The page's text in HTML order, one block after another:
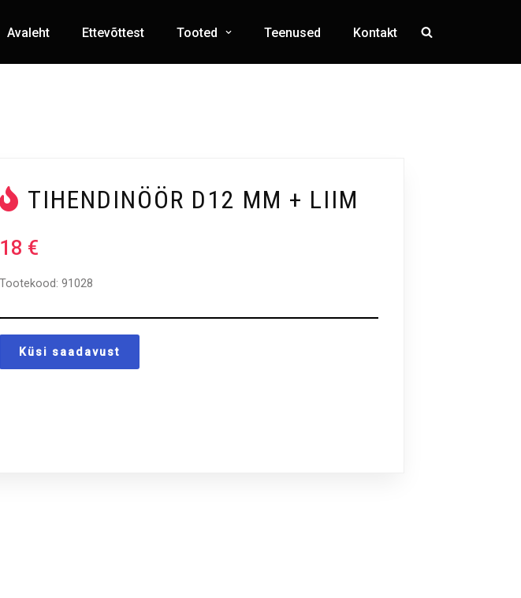
Avaleht Ettevõttest Tooted Teenused Kontakt
TIHENDINÖÖR D12 MM + LIIM
18 €
Tootekood:91028
Küsi saadavust